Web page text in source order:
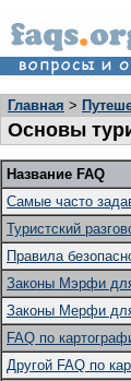
Главная >
Основы
Название FAQ
Самые часто
Туристский
Правила
Законы Мэрфи
Законы Мерфи для
FAQ по
Другой FAQ по